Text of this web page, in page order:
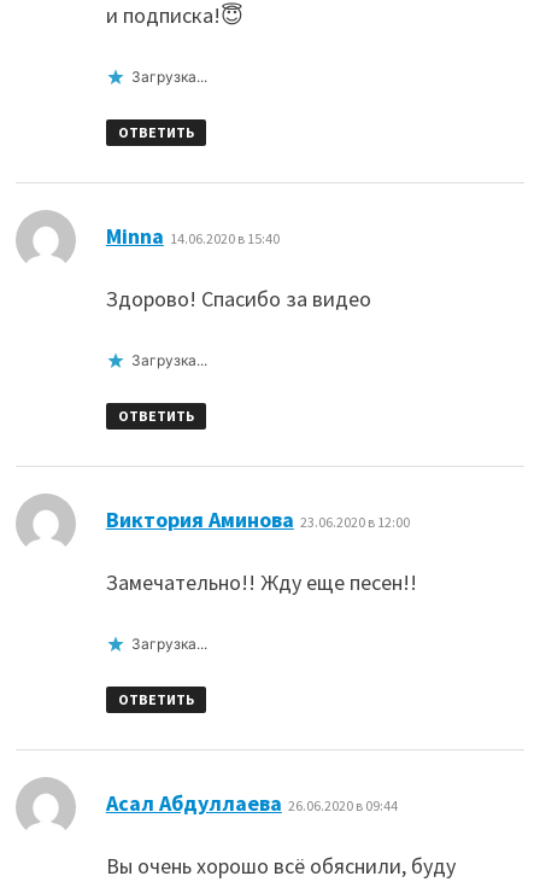
и подписка!😇
Загрузка...
ОТВЕТИТЬ
Minna 14.06.2020 в 15:40
Здорово! Спасибо за видео
Загрузка...
ОТВЕТИТЬ
Виктория Аминова 23.06.2020 в 12:00
Замечательно!! Жду еще песен!!
Загрузка...
ОТВЕТИТЬ
Асал Абдуллаева 26.06.2020 в 09:44
Вы очень хорошо всё обяснили, буду